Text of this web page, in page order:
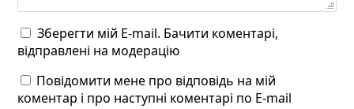
Зберегти мій E-mail. Бачити коментарі,
відправлені на модерацію
Повідомити мене про відповідь на мій
коментар і про наступні коментарі по E-mail